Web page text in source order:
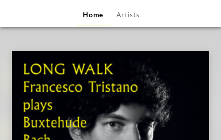
|
Deutsche
Grammophon
Home Artists